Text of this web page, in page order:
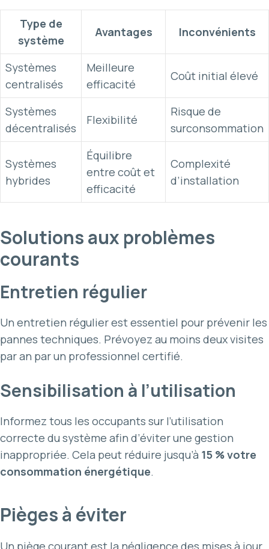
Type de
système
Avantages Inconvénients
Systèmes
centralisés
Meilleure
efficacité
Coût initial élevé
Systèmes
décentralisés
Flexibilité
Risque de
surconsommation
Systèmes
hybrides
Équilibre
entre coût et
efficacité
Complexité
d’installation
Solutions aux problèmes
courants
Entretien régulier
Un entretien régulier est essentiel pour prévenir les
pannes techniques. Prévoyez au moins deux visites
par an par un professionnel certifié.
Sensibilisation à l’utilisation
Informez tous les occupants sur l’utilisation
correcte du système afin d’éviter une gestion
inappropriée. Cela peut réduire jusqu’à 15 % votre
consommation énergétique.
Pièges à éviter
Un piège courant est la négligence des mises à jour